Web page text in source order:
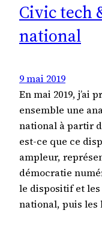
Civic tech
national
9 mai 2019
En mai 2019, j’ai
ensemble une
national à partir
est-ce que ce
ampleur,
démocratie
le dispositif et
national, puis les